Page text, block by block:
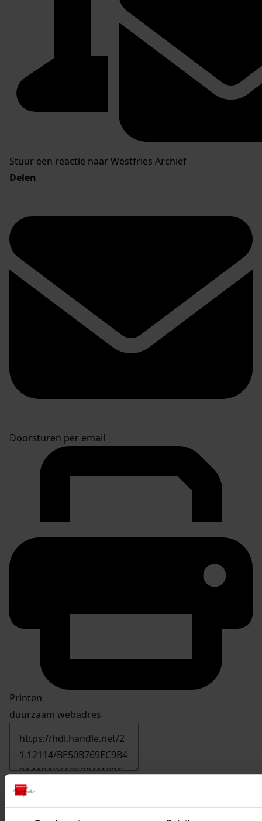
Stuur een reactie naar Westfries Archief
Delen
Doorsturen per email
Printen
duurzaam webadres
Inventaris
06. Inv. nrs 501-600